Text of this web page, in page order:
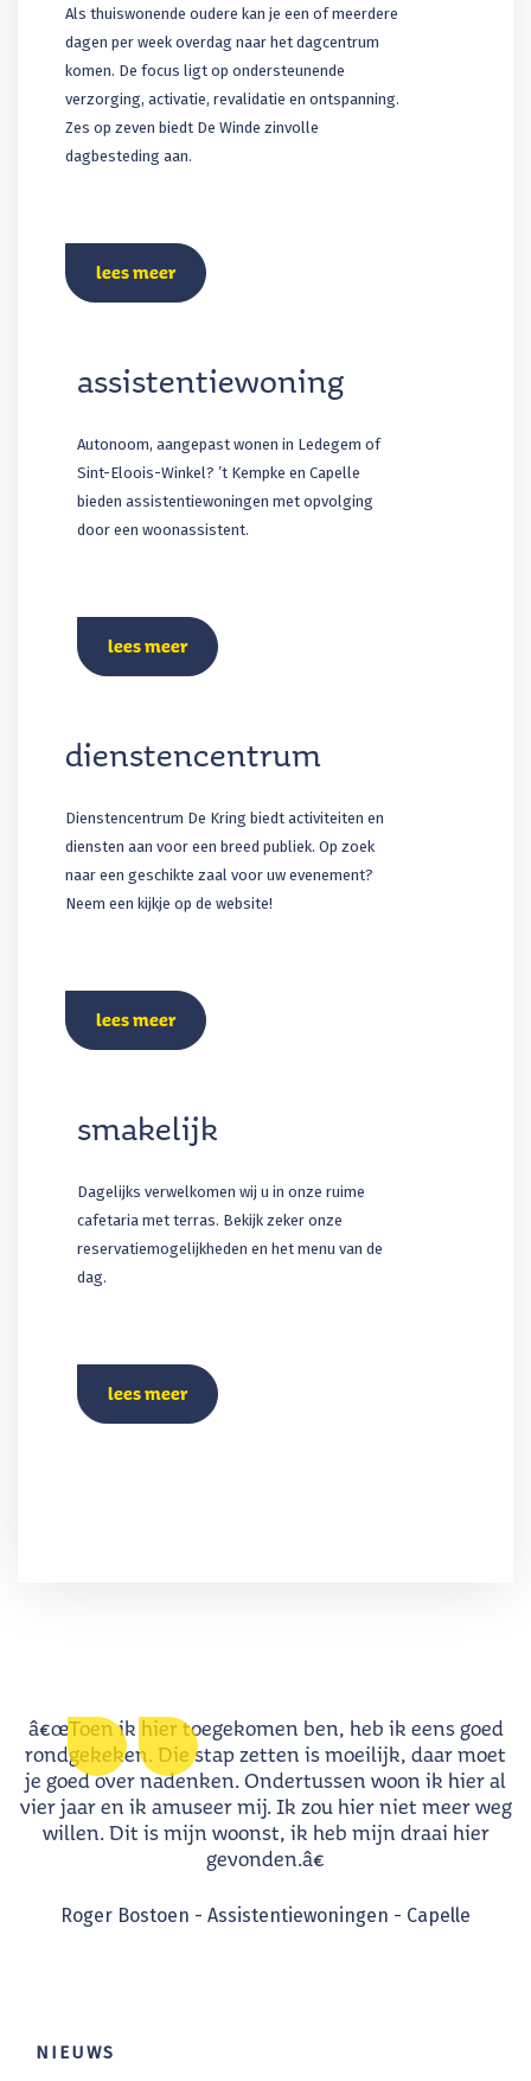
Als thuiswonende oudere kan je een of meerdere
dagen per week overdag naar het dagcentrum
komen. De focus ligt op ondersteunende
verzorging, activatie, revalidatie en ontspanning.
Zes op zeven biedt De Winde zinvolle
dagbesteding aan.
lees meer
assistentiewoning
Autonoom, aangepast wonen in Ledegem of
Sint-Eloois-Winkel? ’t Kempke en Capelle
bieden assistentiewoningen met opvolging
door een woonassistent.
lees meer
dienstencentrum
Dienstencentrum De Kring biedt activiteiten en
diensten aan voor een breed publiek. Op zoek
naar een geschikte zaal voor uw evenement?
Neem een kijkje op de website!
lees meer
smakelijk
Dagelijks verwelkomen wij u in onze ruime
cafetaria met terras. Bekijk zeker onze
reservatiemogelijkheden en het menu van de
dag.
lees meer
â€œToen ik hier toegekomen ben, heb ik eens goed
rondgekeken. Die stap zetten is moeilijk, daar moet
je goed over nadenken. Ondertussen woon ik hier al
vier jaar en ik amuseer mij. Ik zou hier niet meer weg
willen. Dit is mijn woonst, ik heb mijn draai hier
gevonden.â€
Roger Bostoen - Assistentiewoningen - Capelle
NIEUWS